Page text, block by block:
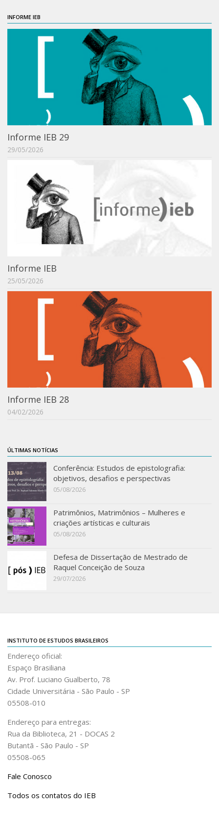
IEB Archive
IEB Library
IEB Visual Arts Collection
Graduate Program
Post-doc / Researchers
Contact US
INFORME IEB
Informe IEB 29
29/05/2026
Informe IEB
25/05/2026
Informe IEB 28
04/02/2026
ÚLTIMAS NOTÍCIAS
Conferência: Estudos de epistolografia:
objetivos, desafios e perspectivas
05/08/2026
Patrimônios, Matrimônios – Mulheres e
criações artísticas e culturais
05/08/2026
Defesa de Dissertação de Mestrado de
Raquel Conceição de Souza
29/07/2026
INSTITUTO DE ESTUDOS BRASILEIROS
Endereço oficial:
Espaço Brasiliana
Av. Prof. Luciano Gualberto, 78
Cidade Universitária - São Paulo - SP
05508-010
Endereço para entregas:
Rua da Biblioteca, 21 - DOCAS 2
Butantã - São Paulo - SP
05508-065
Fale Conosco
Todos os contatos do IEB